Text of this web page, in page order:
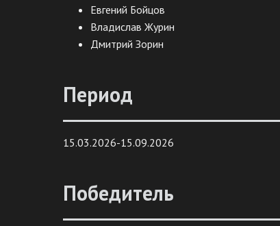
Евгений Бойцов
Владислав Журин
Дмитрий Зорин
Период
15.03.2026-15.09.2026
Победитель